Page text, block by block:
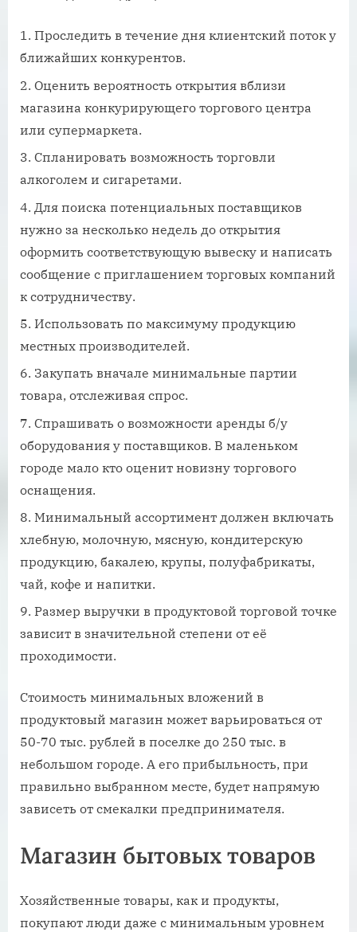
Проследить в течение дня клиентский поток у
ближайших конкурентов.
Оценить вероятность открытия вблизи
магазина конкурирующего торгового центра
или супермаркета.
Спланировать возможность торговли
алкоголем и сигаретами.
Для поиска потенциальных поставщиков
нужно за несколько недель до открытия
оформить соответствующую вывеску и написать
сообщение с приглашением торговых компаний
к сотрудничеству.
Использовать по максимуму продукцию
местных производителей.
Закупать вначале минимальные партии
товара, отслеживая спрос.
Спрашивать о возможности аренды б/у
оборудования у поставщиков. В маленьком
городе мало кто оценит новизну торгового
оснащения.
Минимальный ассортимент должен включать
хлебную, молочную, мясную, кондитерскую
продукцию, бакалею, крупы, полуфабрикаты,
чай, кофе и напитки.
Размер выручки в продуктовой торговой точке
зависит в значительной степени от её
проходимости.
Стоимость минимальных вложений в
продуктовый магазин может варьироваться от
50-70 тыс. рублей в поселке до 250 тыс. в
небольшом городе. А его прибыльность, при
правильно выбранном месте, будет напрямую
зависеть от смекалки предпринимателя.
Магазин бытовых товаров
Хозяйственные товары, как и продукты,
покупают люди даже с минимальным уровнем